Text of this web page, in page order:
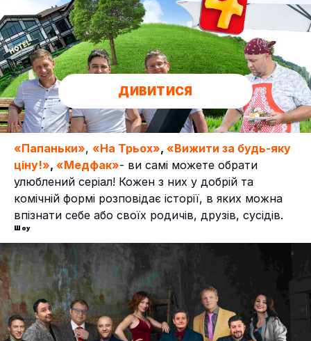
ДИВИТИСЯ
«Папаньки», «На Трьох», «Вижити за будь-яку
ціну!», «Медфак»- ви самі можете обрати
улюблений серіал! Кожен з них у добрій та
комічній формі розповідає історії, в яких можна
впізнати себе або своїх родичів, друзів, сусідів.
Шоу